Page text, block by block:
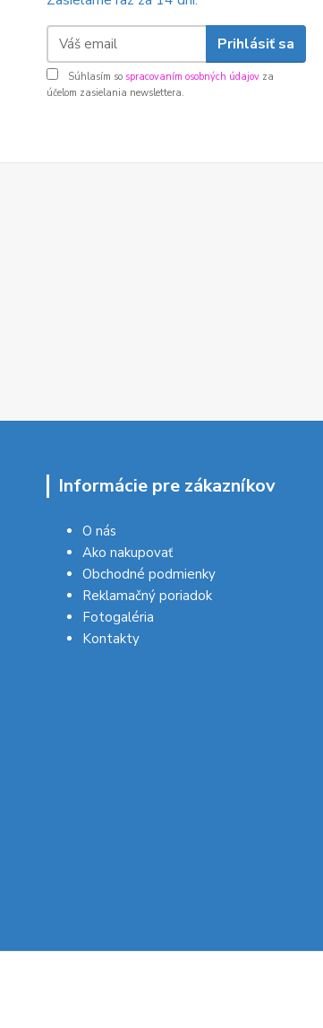
Prihlásiť sa
Súhlasím so spracovaním osobných údajov za
účelom zasielania newslettera.
Informácie pre zákazníkov
O nás
Ako nakupovať
Obchodné podmienky
Reklamačný poriadok
Fotogaléria
Kontakty